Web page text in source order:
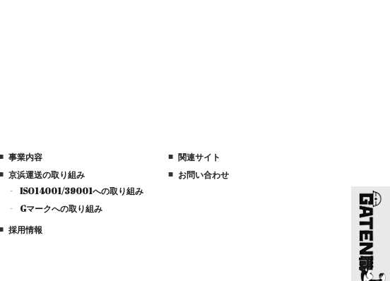
事業内容
京浜運送の取り組み
ISO14001/39001への取り組み
Gマークへの取り組み
採用情報
関連サイト
お問い合わせ